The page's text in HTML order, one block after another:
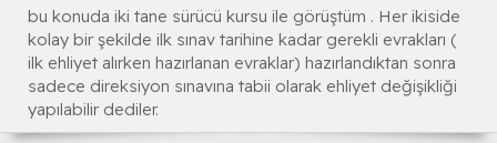
bu konuda iki tane sürücü kursu ile görüştüm . Her ikiside
kolay bir şekilde ilk sınav tarihine kadar gerekli evrakları (
ilk ehliyet alırken hazırlanan evraklar) hazırlandıktan sonra
sadece direksiyon sınavına tabii olarak ehliyet değişikliği
yapılabilir dediler.